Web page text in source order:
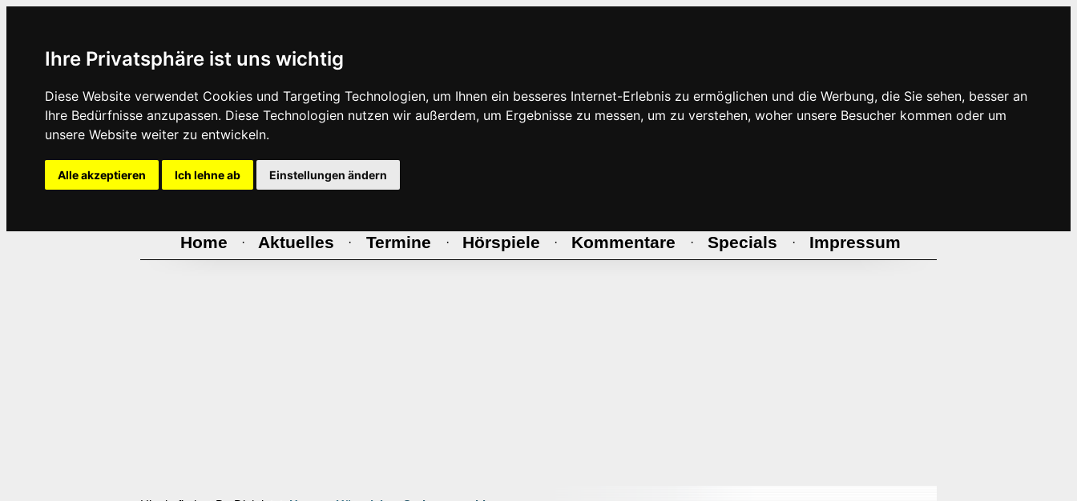
Ihre Privatsphäre ist uns wichtig
Diese Website verwendet Cookies und Targeting Technologien, um Ihnen ein besseres Internet-Erlebnis zu ermöglichen und die Werbung, die Sie sehen, besser an
Ihre Bedürfnisse anzupassen. Diese Technologien nutzen wir außerdem, um Ergebnisse zu messen, um zu verstehen, woher unsere Besucher kommen oder um
unsere Website weiter zu entwickeln.
Alle akzeptieren Ich lehne ab Einstellungen ändern
Home · Aktuelles · Termine · Hörspiele · Kommentare · Specials · Impressum